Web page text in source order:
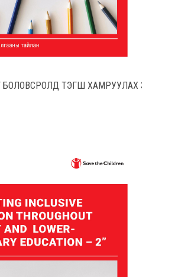
БОЛОВСРОЛД ТЭГШ ХАМРУУЛАХ